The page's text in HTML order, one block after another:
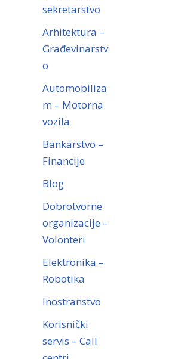
sekretarstvo
Arhitektura –
Građevinarstv
o
Automobiliza
m – Motorna
vozila
Bankarstvo –
Financije
Blog
Dobrotvorne
organizacije –
Volonteri
Elektronika –
Robotika
Inostranstvo
Korisnički
servis – Call